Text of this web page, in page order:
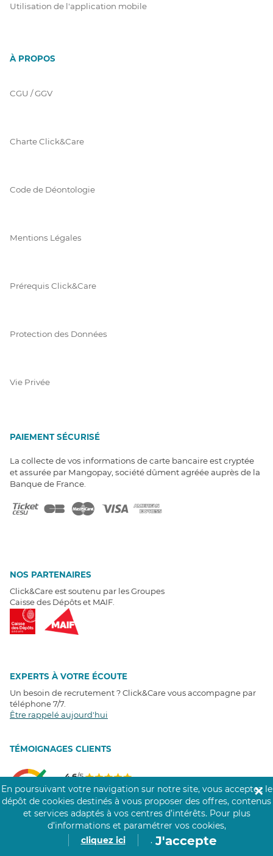
Utilisation de l'application mobile
À PROPOS
CGU / GGV
Charte Click&Care
Code de Déontologie
Mentions Légales
Prérequis Click&Care
Protection des Données
Vie Privée
PAIEMENT SÉCURISÉ
La collecte de vos informations de carte bancaire est cryptée
et assurée par Mangopay, société dûment agréée auprès de la
Banque de France.
NOS PARTENAIRES
Click&Care est soutenu par les Groupes
Caisse des Dépôts et MAIF.
EXPERTS À VOTRE ÉCOUTE
Un besoin de recrutement ? Click&Care vous accompagne par
téléphone 7/7
Être rappelé aujourd'hui
TÉMOIGNAGES CLIENTS
4,6/5
Avis clientsrécoltés sur
Google
En poursuivant votre navigation sur notre site, vous acceptez le
dépôt de cookies destinés à vous proposer des offres, contenus
et services adaptés à vos centres d’intérêts. Pour plus
d’informations et paramétrer vos cookies,
cliquez ici
. J'accepte
✕